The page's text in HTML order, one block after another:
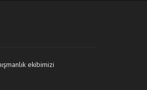
ekibimizi